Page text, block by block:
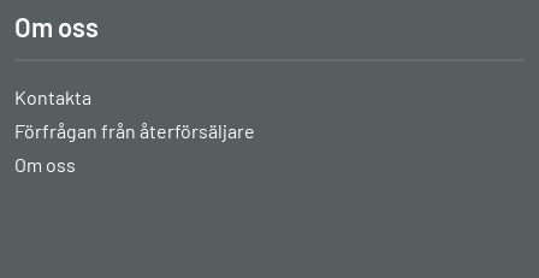
Om oss
Kontakta
Förfrågan från återförsäljare
Om oss